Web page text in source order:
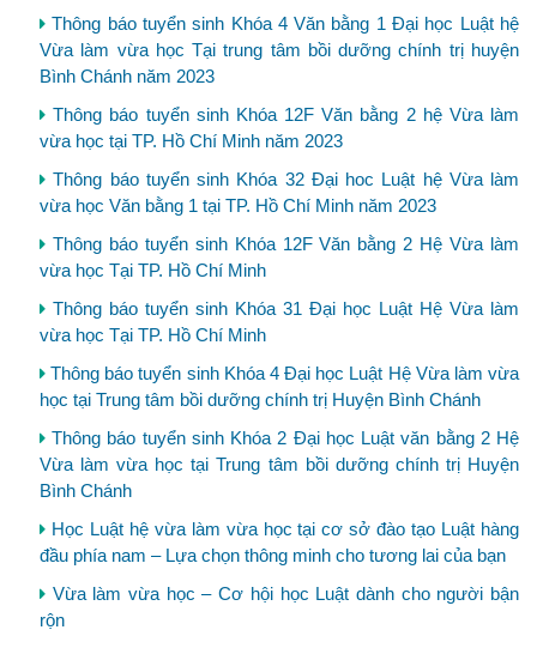
Thông báo tuyển sinh Khóa 4 Văn bằng 1 Đại học Luật hệ
Vừa làm vừa học Tại trung tâm bồi dưỡng chính trị huyện
Bình Chánh năm 2023
Thông báo tuyển sinh Khóa 12F Văn bằng 2 hệ Vừa làm
vừa học tại TP. Hồ Chí Minh năm 2023
Thông báo tuyển sinh Khóa 32 Đại hoc Luật hệ Vừa làm
vừa học Văn bằng 1 tại TP. Hồ Chí Minh năm 2023
Thông báo tuyển sinh Khóa 12F Văn bằng 2 Hệ Vừa làm
vừa học Tại TP. Hồ Chí Minh
Thông báo tuyển sinh Khóa 31 Đại học Luật Hệ Vừa làm
vừa học Tại TP. Hồ Chí Minh
Thông báo tuyển sinh Khóa 4 Đại học Luật Hệ Vừa làm vừa
học tại Trung tâm bồi dưỡng chính trị Huyện Bình Chánh
Thông báo tuyển sinh Khóa 2 Đại học Luật văn bằng 2 Hệ
Vừa làm vừa học tại Trung tâm bồi dưỡng chính trị Huyện
Bình Chánh
Học Luật hệ vừa làm vừa học tại cơ sở đào tạo Luật hàng
đầu phía nam – Lựa chọn thông minh cho tương lai của bạn
Vừa làm vừa học – Cơ hội học Luật dành cho người bận
rộn